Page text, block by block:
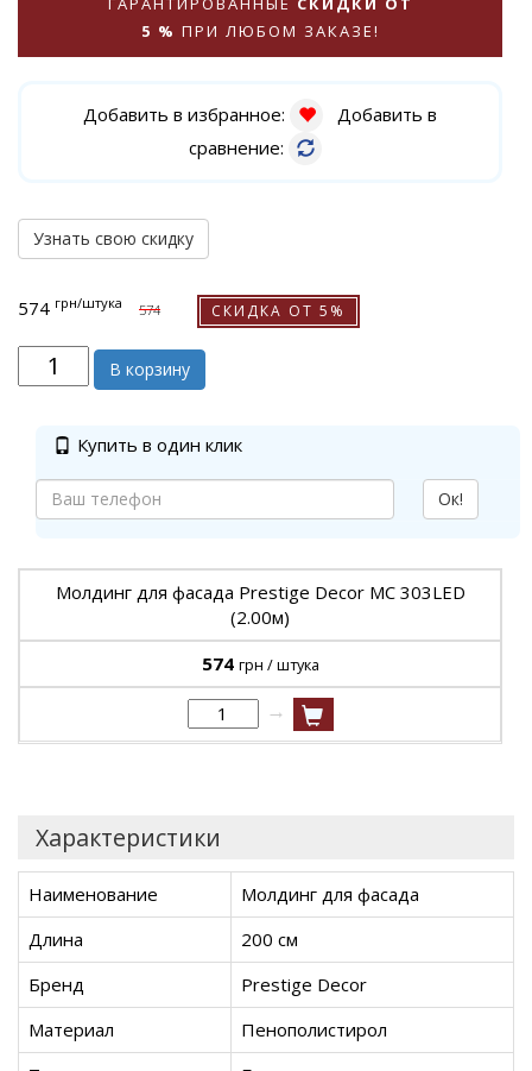
5 % ПРИ ЛЮБОМ ЗАКАЗЕ!
Добавить в избранное:
Добавить в
сравнение:
Узнать свою скидку
574 грн/штука 574 СКИДКА ОТ 5%
В корзину
Купить в один клик
Ок!
Молдинг для фасада Prestige Decor MC 303LED
(2.00м)
574 грн / штука
→
Характеристики
Наименование
Молдинг для фасада
Длина
200 см
Бренд
Prestige Decor
Материал
Пенополистирол